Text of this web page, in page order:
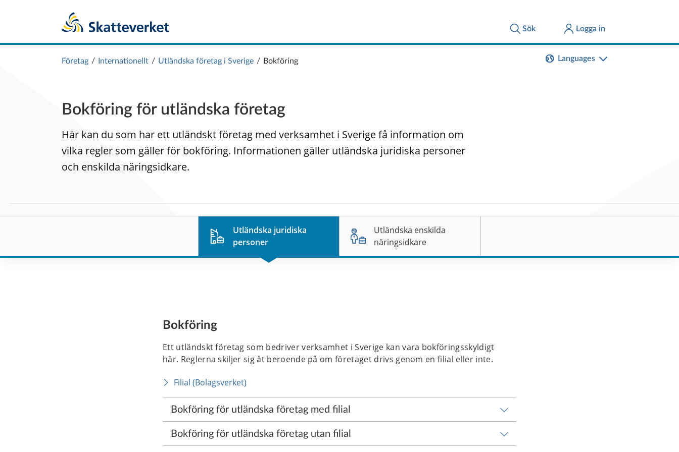
Languages
Utländska juridiska
personer
Utländska enskilda
näringsidkare
Bokföring
Ett utländskt företag som bedriver verksamhet i Sverige kan vara bokföringsskyldigt
här. Reglerna skiljer sig åt beroende på om företaget drivs genom en filial eller inte.
Filial (Bolagsverket)